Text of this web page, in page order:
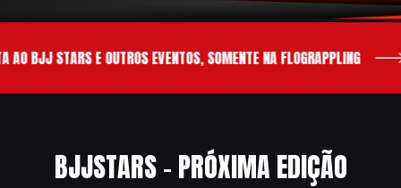
BJJ STARS E OUTROS EVENTOS, SOMENTE NA FLOGRAPPLING
BJJSTARS - PRÓXIMA EDIÇÃO